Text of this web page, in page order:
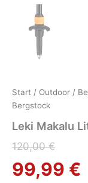
Start / Outdoor /
Bergstock
Leki Makalu
120,00€
Preis
99,99 €
Aktueller
Preis